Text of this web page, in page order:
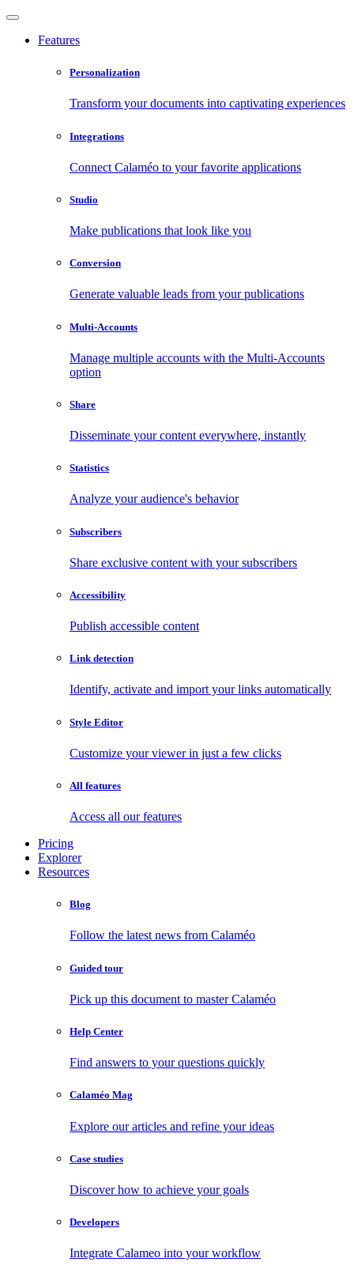
Features
Personalization
Transform your documents into captivating experiences
Integrations
Connect Calaméo to your favorite applications
Studio
Make publications that look like you
Conversion
Generate valuable leads from your publications
Multi-Accounts
Manage multiple accounts with the Multi-Accounts
option
Share
Disseminate your content everywhere, instantly
Statistics
Analyze your audience's behavior
Subscribers
Share exclusive content with your subscribers
Accessibility
Publish accessible content
Link detection
Identify, activate and import your links automatically
Style Editor
Customize your viewer in just a few clicks
All features
Access all our features
Pricing
Explorer
Resources
Blog
Follow the latest news from Calaméo
Guided tour
Pick up this document to master Calaméo
Help Center
Find answers to your questions quickly
Calaméo Mag
Explore our articles and refine your ideas
Case studies
Discover how to achieve your goals
Developers
Integrate Calameo into your workflow